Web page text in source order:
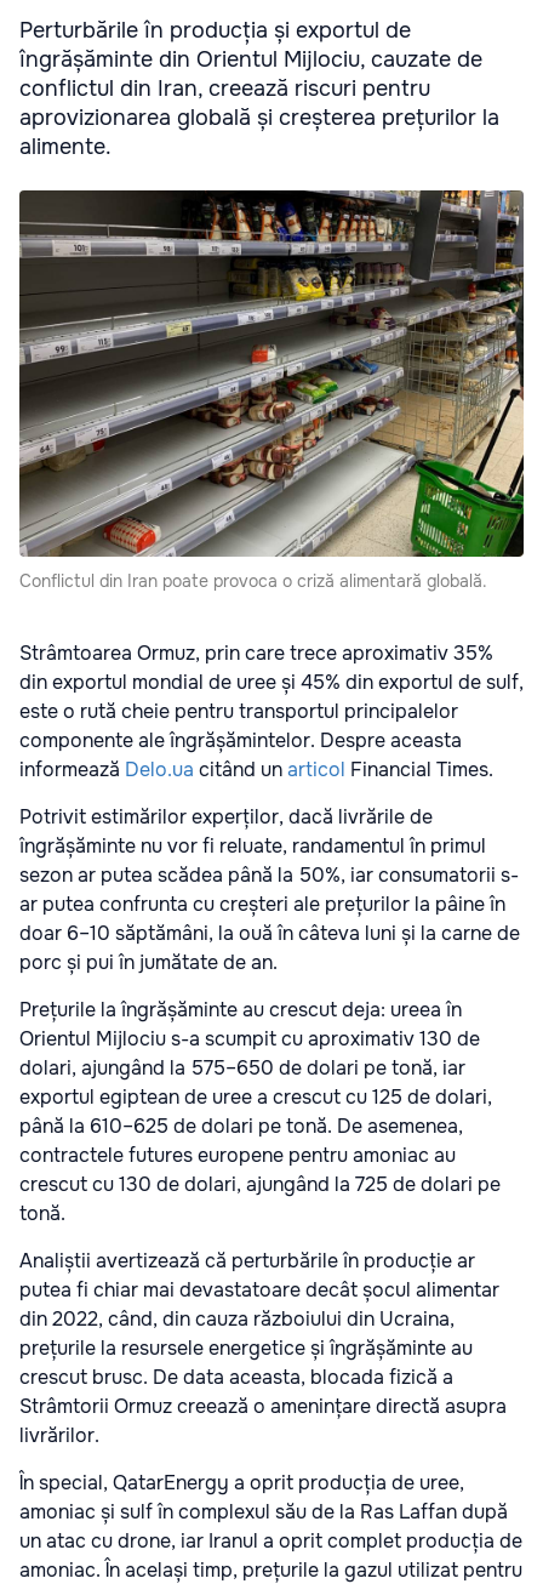
Perturbările în producția și exportul de
îngrășăminte din Orientul Mijlociu, cauzate de
conflictul din Iran, creează riscuri pentru
aprovizionarea globală și creșterea prețurilor la
alimente.
Conflictul din Iran poate provoca o criză alimentară globală.
Strâmtoarea Ormuz, prin care trece aproximativ 35%
din exportul mondial de uree și 45% din exportul de sulf,
este o rută cheie pentru transportul principalelor
componente ale îngrășămintelor. Despre aceasta
informează Delo.ua citând unarticol Financial Times.
Potrivit estimărilor experților, dacă livrările de
îngrășăminte nu vor fi reluate, randamentul în primul
sezon ar putea scădea până la 50%, iar consumatorii s-
ar putea confrunta cu creșteri ale prețurilor la pâine în
doar 6–10 săptămâni, la ouă în câteva luni și la carne de
porc și pui în jumătate de an.
Prețurile la îngrășăminte au crescut deja: ureea în
Orientul Mijlociu s-a scumpit cu aproximativ 130 de
dolari, ajungând la 575–650 de dolari pe tonă, iar
exportul egiptean de uree a crescut cu 125 de dolari,
până la 610–625 de dolari pe tonă. De asemenea,
contractele futures europene pentru amoniac au
crescut cu 130 de dolari, ajungând la 725 de dolari pe
tonă.
Analiștii avertizează că perturbările în producție ar
putea fi chiar mai devastatoare decât șocul alimentar
din 2022, când, din cauza războiului din Ucraina,
prețurile la resursele energetice și îngrășăminte au
crescut brusc. De data aceasta, blocada fizică a
Strâmtorii Ormuz creează o amenințare directă asupra
livrărilor.
În special, QatarEnergy a oprit producția de uree,
amoniac și sulf în complexul său de la Ras Laffan după
un atac cu drone, iar Iranul a oprit complet producția de
amoniac. În același timp, prețurile la gazul utilizat pentru